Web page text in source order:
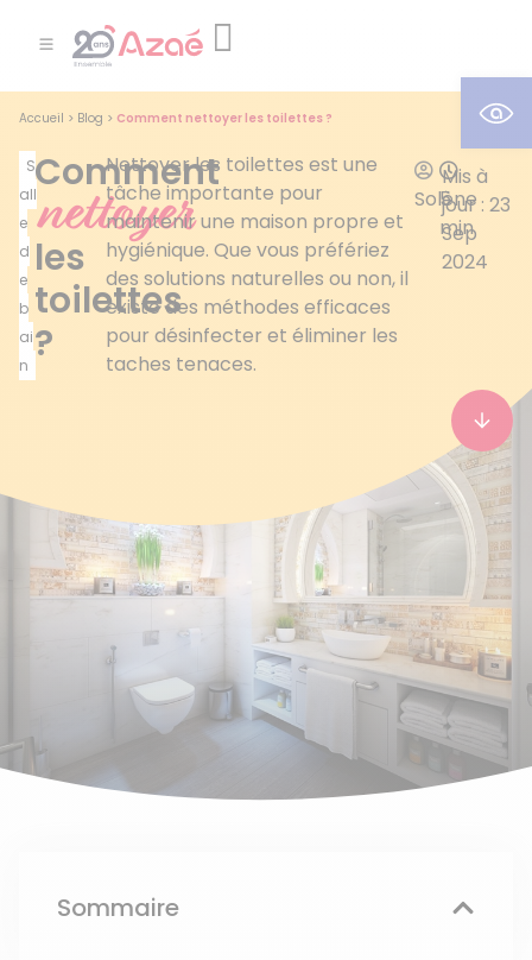
Accueil > Blog > Comment nettoyer les toilettes ?
S
all
e
d
e
b
ai
n
Comment
nettoyer
les
toilettes
?
Nettoyer les toilettes est une
tâche importante pour
maintenir une maison propre et
hygiénique. Que vous préfériez
des solutions naturelles ou non, il
existe des méthodes efficaces
pour désinfecter et éliminer les
taches tenaces.
Solène
5
min
Mis à
jour : 23
Sep
2024
Sommaire